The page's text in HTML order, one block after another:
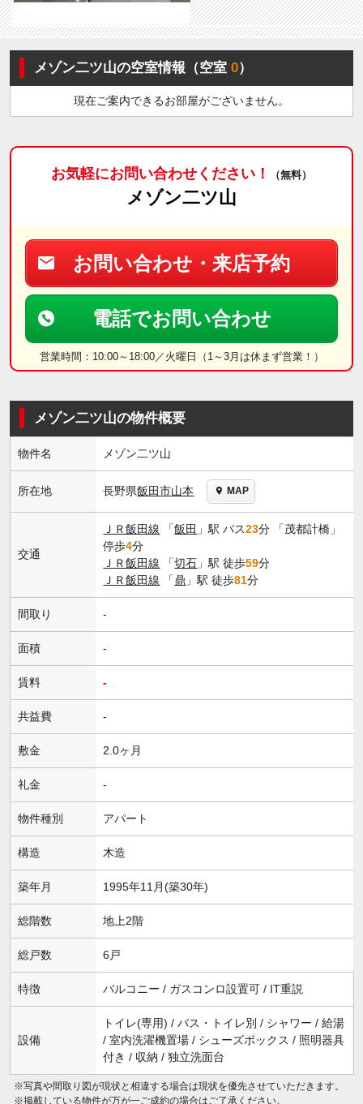
メゾン二ツ山の空室情報（空室0）
現在ご案内できるお部屋がございません。
お気軽にお問い合わせください！ （無料）
メゾン二ツ山
お問い合わせ・来店予約
電話でお問い合わせ
営業時間：10:00～18:00／火曜日（1～3月は休まず営業！）
メゾン二ツ山の物件概要
物件名 メゾン二ツ山
所在地 長野県飯田市山本 MAP
交通
ＪＲ飯田線 「飯田 」駅 バス23分 「茂都計橋」
停歩4分
ＪＲ飯田線 「切石 」駅 徒歩59分
ＪＲ飯田線 「鼎 」駅 徒歩81分
間取り -
面積 -
賃料 -
共益費 -
敷金 2.0ヶ月
礼金 -
物件種別 アパート
構造 木造
築年月 1995年11月(築30年)
総階数 地上2階
総戸数 6戸
特徴 バルコニー / ガスコンロ設置可 / IT重説
設備
トイレ(専用) / バス・トイレ別 / シャワー / 給湯
/ 室内洗濯機置場 / シューズボックス / 照明器具
付き / 収納 / 独立洗面台
※写真や間取り図が現状と相違する場合は現状を優先させていただきます。
※掲載している物件が万が一ご成約の場合はご了承ください。